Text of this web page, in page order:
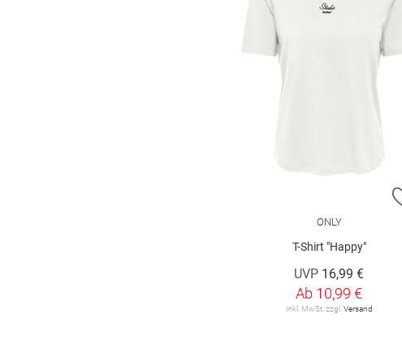
ONLY
T-Shirt "Happy"
UVP 16,99 €
Ab 10,99 €
inkl. MwSt. zzgl. Versand